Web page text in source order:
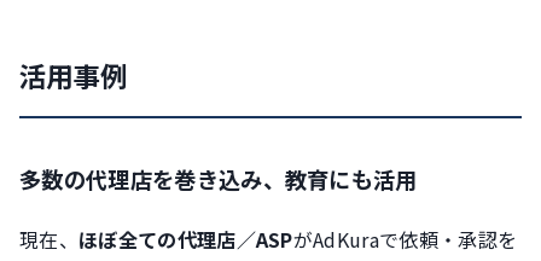
活用事例
多数の代理店を巻き込み、教育にも活用
現在、 ほぼ全ての代理店／ASPがAdKuraで依頼・承認を